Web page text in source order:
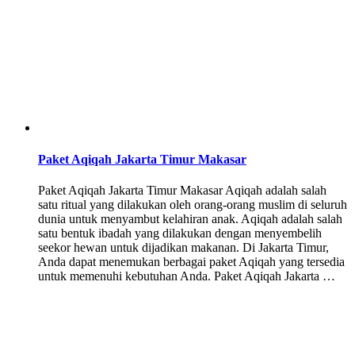
Paket Aqiqah Jakarta Timur Makasar
Paket Aqiqah Jakarta Timur Makasar Aqiqah adalah salah
satu ritual yang dilakukan oleh orang-orang muslim di seluruh
dunia untuk menyambut kelahiran anak. Aqiqah adalah salah
satu bentuk ibadah yang dilakukan dengan menyembelih
seekor hewan untuk dijadikan makanan. Di Jakarta Timur,
Anda dapat menemukan berbagai paket Aqiqah yang tersedia
untuk memenuhi kebutuhan Anda. Paket Aqiqah Jakarta …